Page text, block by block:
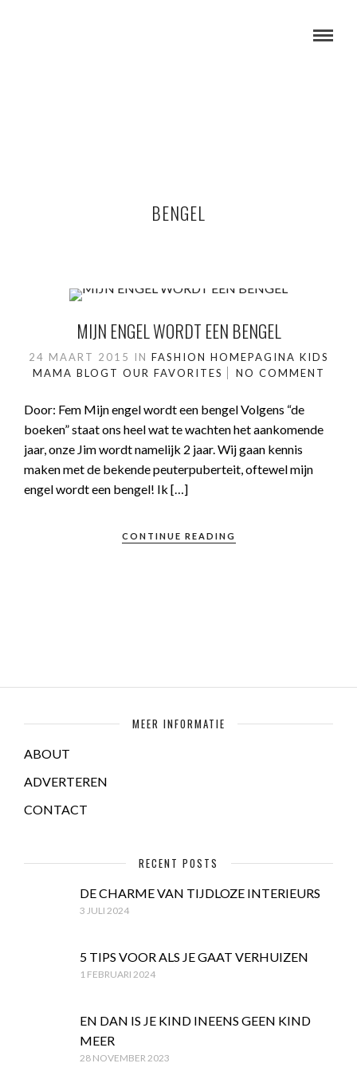
BENGEL
MIJN ENGEL WORDT EEN BENGEL
24 MAART 2015 IN FASHION HOMEPAGINA KIDS
MAMA BLOGT OUR FAVORITES NO COMMENT
Door: Fem Mijn engel wordt een bengel Volgens “de
boeken” staat ons heel wat te wachten het aankomende
jaar, onze Jim wordt namelijk 2 jaar. Wij gaan kennis
maken met de bekende peuterpuberteit, oftewel mijn
engel wordt een bengel! Ik […]
CONTINUE READING
MEER INFORMATIE
ABOUT
ADVERTEREN
CONTACT
RECENT POSTS
DE CHARME VAN TIJDLOZE INTERIEURS
3 JULI 2024
5 TIPS VOOR ALS JE GAAT VERHUIZEN
1 FEBRUARI 2024
EN DAN IS JE KIND INEENS GEEN KIND
MEER
28 NOVEMBER 2023